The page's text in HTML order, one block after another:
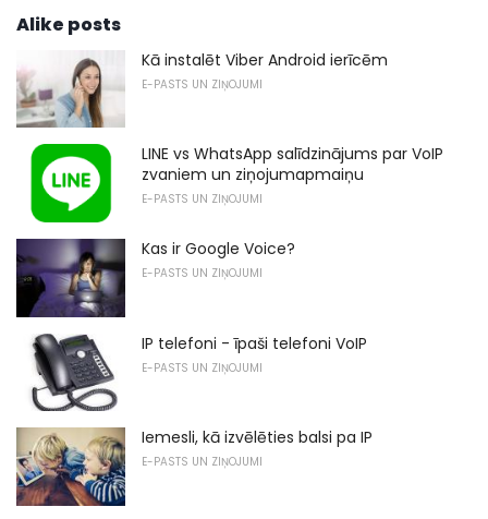
Alike posts
Kā instalēt Viber Android ierīcēm
E-PASTS UN ZIŅOJUMI
LINE vs WhatsApp salīdzinājums par VoIP
zvaniem un ziņojumapmaiņu
E-PASTS UN ZIŅOJUMI
Kas ir Google Voice?
E-PASTS UN ZIŅOJUMI
IP telefoni - īpaši telefoni VoIP
E-PASTS UN ZIŅOJUMI
Iemesli, kā izvēlēties balsi pa IP
E-PASTS UN ZIŅOJUMI